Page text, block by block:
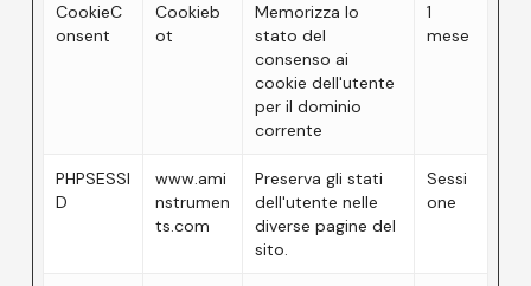
CookieC
onsent
Cookieb
ot
Memorizza lo
stato del
consenso ai
cookie dell'utente
per il dominio
corrente
1
mese
PHPSESSI
D
www.ami
nstrumen
ts.com
Preserva gli stati
dell'utente nelle
diverse pagine del
sito.
Sessi
one